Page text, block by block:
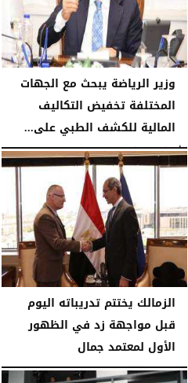
وزير الرياضة يبحث مع الجهات
المختلفة تخفيض التكاليف
المالية للكشف الطبي على...
الأربعاء، 14 يناير 2026 03:56 صـ
الزمالك يختتم تدريباته اليوم
قبل مواجهة زد في الظهور
الأول لمعتمد جمال
السبت، 10 يناير 2026 05:58 صـ